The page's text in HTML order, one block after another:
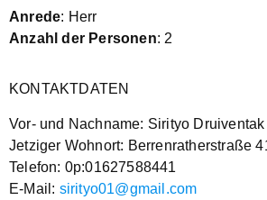
Anrede: Herr
Anzahl der Personen: 2
KONTAKTDATEN
Vor- und Nachname: Sirityo Druiventak
Jetziger Wohnort: Berrenratherstraße
Telefon: 0p:01627588441
E-Mail: sirityo01@gmail.com